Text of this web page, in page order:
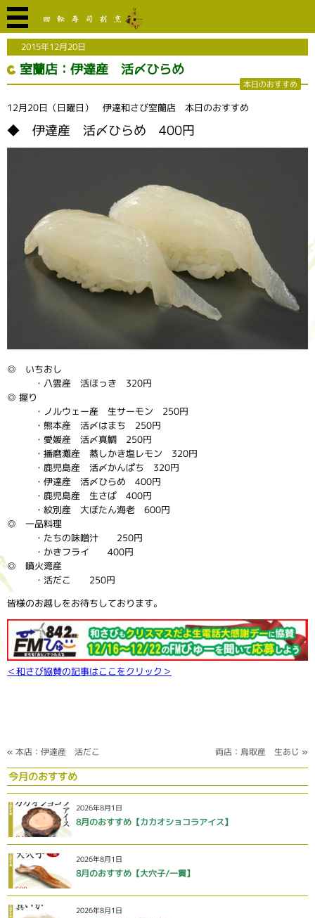
2015年12月20日
室蘭店：伊達産 活〆ひらめ
本日のおすすめ
12月20日（日曜日） 伊達和さび室蘭店 本日のおすすめ
◆ 伊達産 活〆ひらめ 400円
◎ いちおし
・八雲産 活ほっき 320円
◎ 握り
・ノルウェー産 生サーモン 250円
・熊本産 活〆はまち 250円
・愛媛産 活〆真鯛 250円
・播磨灘産 蒸しかき塩レモン 320円
・鹿児島産 活〆かんぱち 320円
・伊達産 活〆ひらめ 400円
・鹿児島産 生さば 400円
・紋別産 大ぼたん海老 600円
◎ 一品料理
・たちの味噌汁 250円
・かきフライ 400円
◎ 噴火湾産
・活だこ 250円
皆様のお越しをお待ちしております。
＜和さび協賛の記事はここをクリック＞
« 本店：伊達産 活だこ 両店：鳥取産 生あじ »
今月のおすすめ
2026年8月1日
8月のおすすめ【カカオショコラアイス】
2026年8月1日
8月のおすすめ【大穴子/一貫】
2026年8月1日